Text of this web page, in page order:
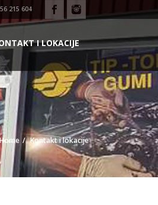
215 604
I LOKACIJE
Home Kontakt i lokacije